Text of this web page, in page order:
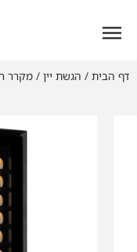
דף הבית/ הגשת יין/ מקרר